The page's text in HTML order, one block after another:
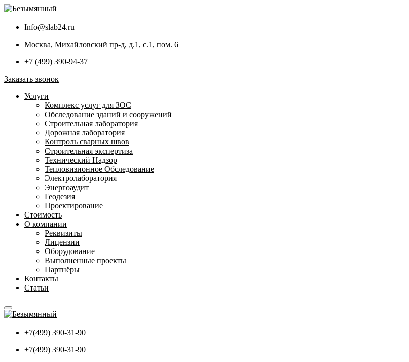
Info@slab24.ru
Москва, Михайловский пр-д, д.1, с.1, пом. 6
+7 (499) 390-94-37
Заказать звонок
Услуги
Комплекс услуг для ЗОС
Обследование зданий и сооружений
Строительная лаборатория
Дорожная лаборатория
Контроль сварных швов
Строительная экспертиза
Технический Надзор
Тепловизионное Обследование
Электролаборатория
Энергоаудит
Геодезия
Проектирование
Стоимость
О компании
Реквизиты
Лицензии
Оборудование
Выполненные проекты
Партнёры
Контакты
Статьи
+7(499) 390-31-90
+7(499) 390-31-90